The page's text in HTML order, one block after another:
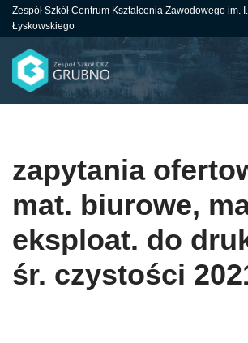
do
treści
Zespół Szkół Centrum Kształcenia Zawodowego im. I.
Łyskowskiego
zapytania
mat. biurowe,
eksploat. do
śr. czystości